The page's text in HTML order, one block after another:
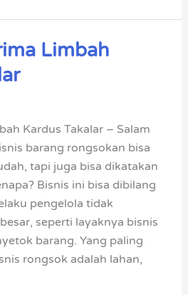
Limbah
Kardus Takalar – Salam
barang rongsokan bisa
tapi juga bisa dikatakan
Bisnis ini bisa dibilang
pengelola tidak
seperti layaknya bisnis
barang. Yang paling
rongsok adalah lahan,